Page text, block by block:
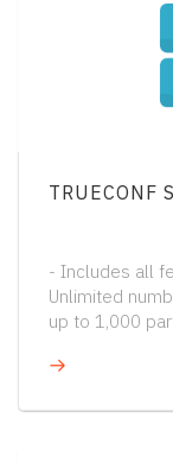
TRUECONF
- Includes all
Unlimited
up to 1,000